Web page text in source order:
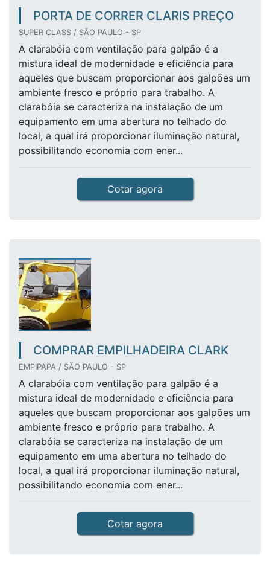
PORTA DE CORRER CLARIS PREÇO
SUPER CLASS / SÃO PAULO - SP
A clarabóia com ventilação para galpão é a
mistura ideal de modernidade e eficiência para
aqueles que buscam proporcionar aos galpões um
ambiente fresco e próprio para trabalho. A
clarabóia se caracteriza na instalação de um
equipamento em uma abertura no telhado do
local, a qual irá proporcionar iluminação natural,
possibilitando economia com ener...
Cotar agora
COMPRAR EMPILHADEIRA CLARK
EMPIPAPA / SÃO PAULO - SP
A clarabóia com ventilação para galpão é a
mistura ideal de modernidade e eficiência para
aqueles que buscam proporcionar aos galpões um
ambiente fresco e próprio para trabalho. A
clarabóia se caracteriza na instalação de um
equipamento em uma abertura no telhado do
local, a qual irá proporcionar iluminação natural,
possibilitando economia com ener...
Cotar agora